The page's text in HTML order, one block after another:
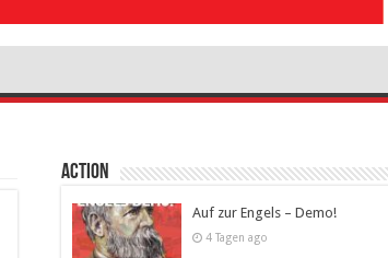
Action
Auf zur Engels – Demo!
4 Tagen ago